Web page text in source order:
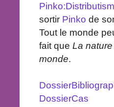
Pinko:Distributism
sortir Pinko de
Tout le monde
fait que La
monde.
DossierCas